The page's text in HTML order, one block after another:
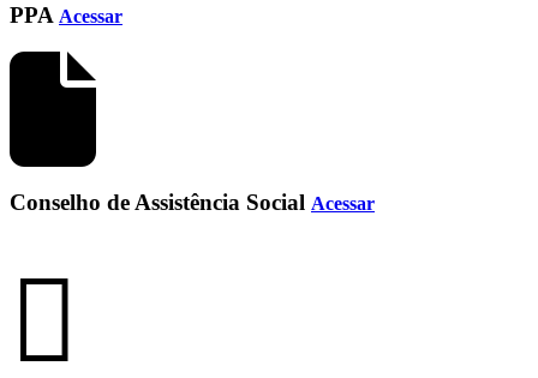
PPA Acessar
Conselho de Assistência Social Acessar